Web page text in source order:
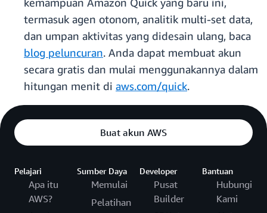
termasuk agen otonom, analitik multi-set data,
dan umpan aktivitas yang didesain ulang, baca
blog peluncuran. Anda dapat membuat akun
secara gratis dan mulai menggunakannya dalam
hitungan menit di aws.com/quick.
Buat akun AWS
Pelajari
Apa itu
AWS?
Sumber Daya
Memulai
Pelatihan
Developer
Pusat
Builder
Bantuan
Hubungi
Kami